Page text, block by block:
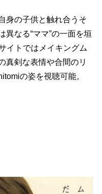
身の子供と触れ合うそ
異なる“ママ”の一面を垣
イトではメイキングム
真剣な表情や合間のリ
の姿を視聴可能。